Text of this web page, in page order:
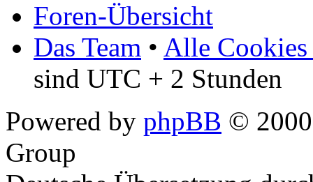
Foren-Übersicht
Das Team • Alle Cookies
sind UTC + 2 Stunden
Powered by phpBB ©
Group